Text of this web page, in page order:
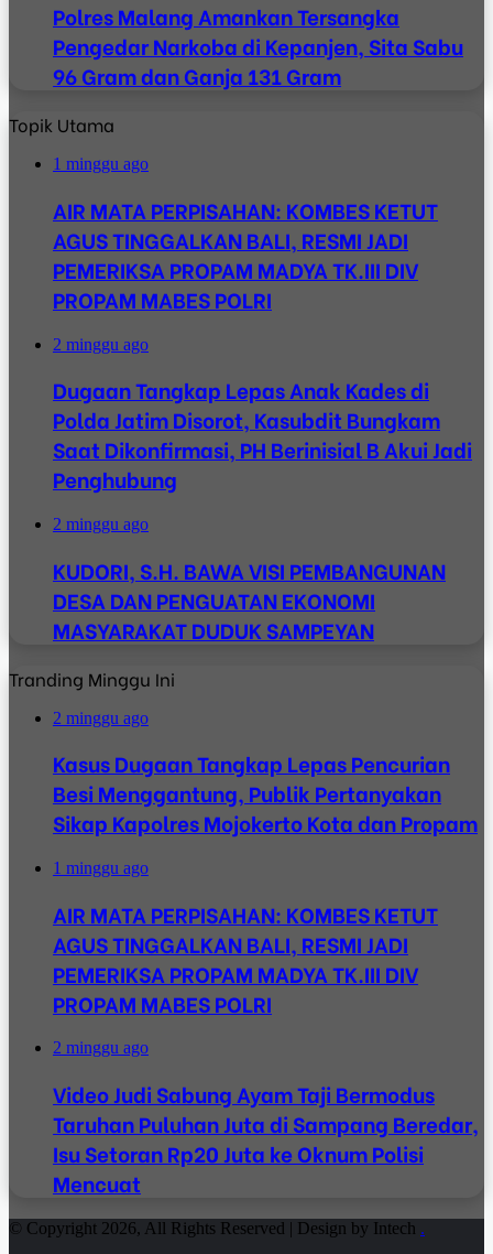
Polres Malang Amankan Tersangka
Pengedar Narkoba di Kepanjen, Sita Sabu
96 Gram dan Ganja 131 Gram
Topik Utama
1 minggu ago
AIR MATA PERPISAHAN: KOMBES KETUT
AGUS TINGGALKAN BALI, RESMI JADI
PEMERIKSA PROPAM MADYA TK.III DIV
PROPAM MABES POLRI
2 minggu ago
Dugaan Tangkap Lepas Anak Kades di
Polda Jatim Disorot, Kasubdit Bungkam
Saat Dikonfirmasi, PH Berinisial B Akui Jadi
Penghubung
2 minggu ago
KUDORI, S.H. BAWA VISI PEMBANGUNAN
DESA DAN PENGUATAN EKONOMI
MASYARAKAT DUDUK SAMPEYAN
Tranding Minggu Ini
2 minggu ago
Kasus Dugaan Tangkap Lepas Pencurian
Besi Menggantung, Publik Pertanyakan
Sikap Kapolres Mojokerto Kota dan Propam
1 minggu ago
AIR MATA PERPISAHAN: KOMBES KETUT
AGUS TINGGALKAN BALI, RESMI JADI
PEMERIKSA PROPAM MADYA TK.III DIV
PROPAM MABES POLRI
2 minggu ago
Video Judi Sabung Ayam Taji Bermodus
Taruhan Puluhan Juta di Sampang Beredar,
Isu Setoran Rp20 Juta ke Oknum Polisi
Mencuat
© Copyright 2026, All Rights Reserved | Design by Intech .